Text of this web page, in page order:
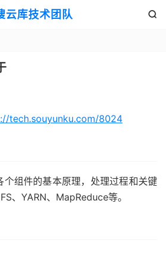
云库技术团队 
tech.souyunku.com/8024
组件的基本原理，处理过程和关键
、YARN、MapReduce等。